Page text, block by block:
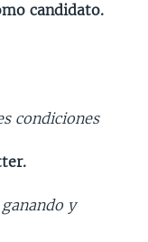
candidato.
condiciones
y